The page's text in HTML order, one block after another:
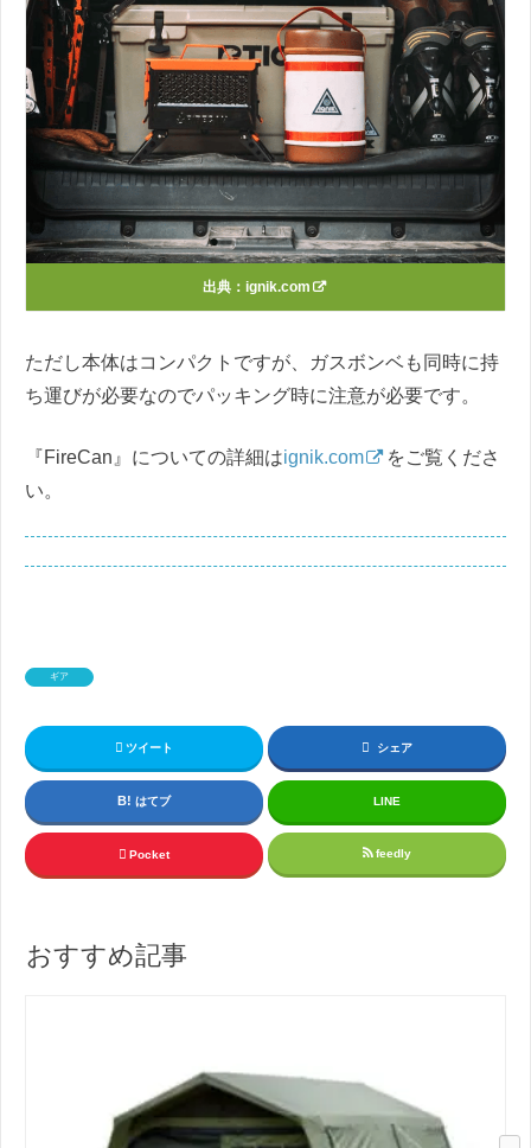
出典： ignik.com
ただし本体はコンパクトですが、ガスボンベも同時に持
ち運びが必要なのでパッキング時に注意が必要です。
『FireCan』についての詳細はignik.com
をご覧くださ
い。
ギア
ツイート シェア
はてブ LINE
Pocket feedly
おすすめ記事